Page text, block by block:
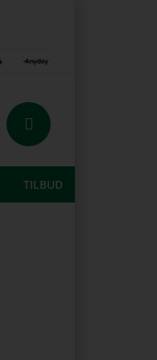
TILBUD